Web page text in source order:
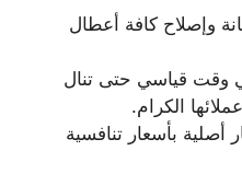
وإصلاح كافة أعطال
وقت قياسي حتى تنال
الكرام.
أصلية بأسعار تنافسية